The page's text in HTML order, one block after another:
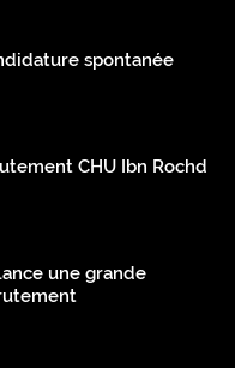
spontanée
CHU Ibn Rochd
une grande